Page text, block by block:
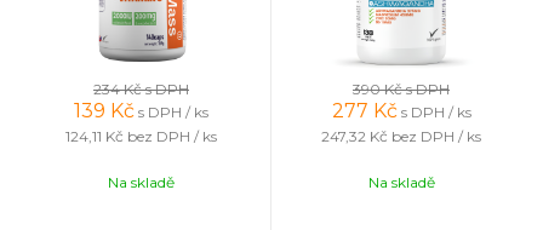
234 Kčs DPH
139 Kč s DPH / ks
124,11 Kč bez DPH / ks
Na skladě
390 Kčs DPH
277 Kč s DPH / ks
247,32 Kč bez DPH / ks
Na skladě